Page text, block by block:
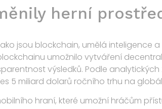
herní
jsou blockchain, umělá inteligence
umožnilo vytváření
výsledků. Podle
5 miliard dolarů ročního trhu na
hraní, které umožní hráčům